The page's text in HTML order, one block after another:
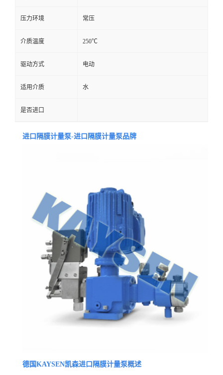
压力环境 常压
介质温度 250℃
驱动方式 电动
适用介质 水
是否进口
进口隔膜计量泵-进口隔膜计量泵品牌
德国KAYSEN凯森进口隔膜计量泵概述